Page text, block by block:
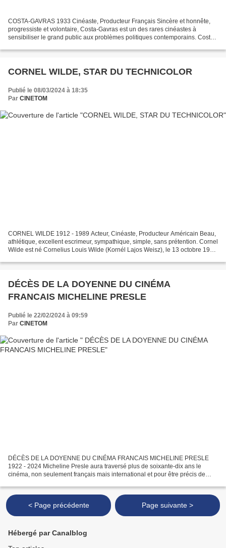
COSTA-GAVRAS 1933 Cinéaste, Producteur Français Sincère et honnête,
progressiste et volontaire, Costa-Gavras est un des rares cinéastes à
sensibiliser le grand public aux problèmes politiques contemporains. Costa-
CORNEL WILDE, STAR DU TECHNICOLOR
Publié le 08/03/2024 à 18:35
Par CINETOM
CORNEL WILDE 1912 - 1989 Acteur, Cinéaste, Producteur Américain Beau,
athlétique, excellent escrimeur, sympathique, simple, sans prétention. Cornel
Wilde est né Cornelius Louis Wilde (Kornél Lajos Weisz), le 13 octobre 1912
DÉCÈS DE LA DOYENNE DU CINÉMA
FRANCAIS MICHELINE PRESLE
Publié le 22/02/2024 à 09:59
Par CINETOM
DÉCÈS DE LA DOYENNE DU CINÉMA FRANCAIS MICHELINE PRESLE
1922 - 2024 Micheline Presle aura traversé plus de soixante-dix ans le
cinéma, non seulement français mais international et pour être précis de
< Page précédente Page suivante >
Hébergé par Canalblog